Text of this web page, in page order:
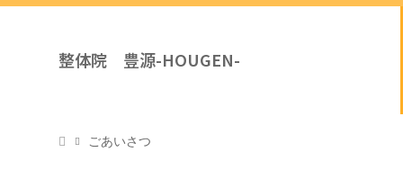
整体院 豊源-HOUGEN-
ごあいさつ